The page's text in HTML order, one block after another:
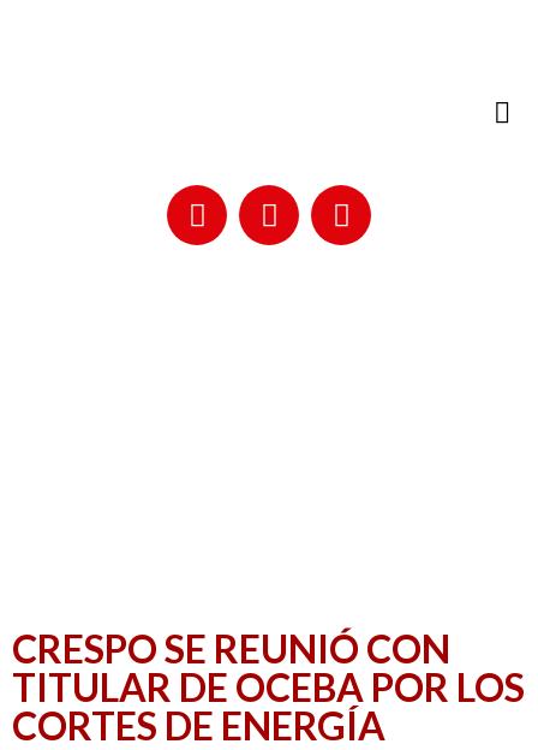
CRESPO SE REUNIÓ CON
TITULAR DE OCEBA POR LOS
CORTES DE ENERGÍA